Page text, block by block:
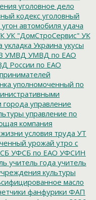
уголовное дело
кодекс уголовный
угон автомобиля удача
УК "ДомСтроСервис" УК
укладка Украина укусы
УМВД УМВД по ЕАО
России по ЕАО
уполномоченный по
управление
управление по
компания
условия труда УТ
урожай утро с
УФСБ по ЕАО УФСИН
учитель года учитель
культуры
масло
фанфурики ФАП